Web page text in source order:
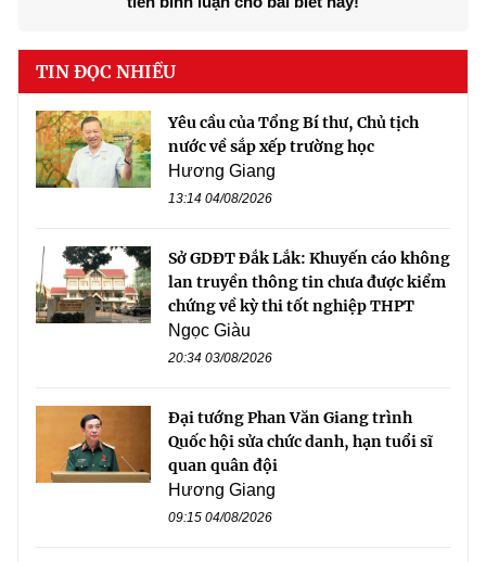
TIN ĐỌC NHIỀU
Yêu cầu của Tổng Bí thư, Chủ tịch
nước về sắp xếp trường học
Hương Giang
13:14 04/08/2026
Sở GDĐT Đắk Lắk: Khuyến cáo không
lan truyền thông tin chưa được kiểm
chứng về kỳ thi tốt nghiệp THPT
Ngọc Giàu
20:34 03/08/2026
Đại tướng Phan Văn Giang trình
Quốc hội sửa chức danh, hạn tuổi sĩ
quan quân đội
Hương Giang
09:15 04/08/2026